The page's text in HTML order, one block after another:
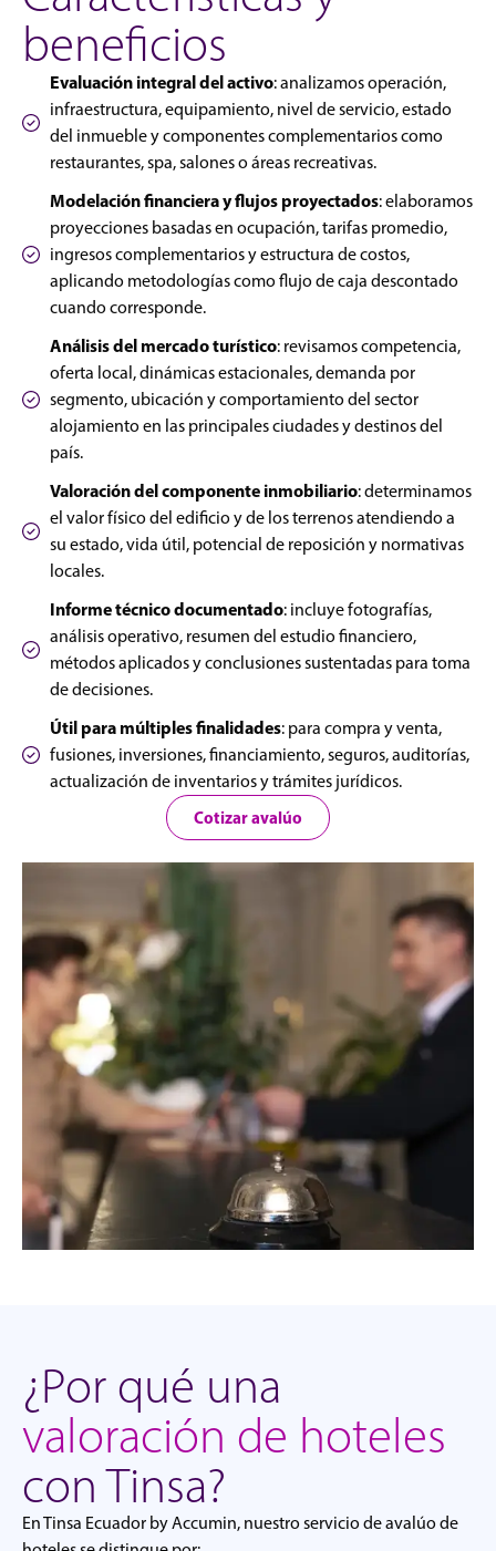
beneficios
Evaluación integral del activo: analizamos operación,
infraestructura, equipamiento, nivel de servicio, estado
del inmueble y componentes complementarios como
restaurantes, spa, salones o áreas recreativas.
Modelación financiera y flujos proyectados: elaboramos
proyecciones basadas en ocupación, tarifas promedio,
ingresos complementarios y estructura de costos,
aplicando metodologías como flujo de caja descontado
cuando corresponde.
Análisis del mercado turístico: revisamos competencia,
oferta local, dinámicas estacionales, demanda por
segmento, ubicación y comportamiento del sector
alojamiento en las principales ciudades y destinos del
país.
Valoración del componente inmobiliario: determinamos
el valor físico del edificio y de los terrenos atendiendo a
su estado, vida útil, potencial de reposición y normativas
locales.
Informe técnico documentado: incluye fotografías,
análisis operativo, resumen del estudio financiero,
métodos aplicados y conclusiones sustentadas para toma
de decisiones.
Útil para múltiples finalidades: para compra y venta,
fusiones, inversiones, financiamiento, seguros, auditorías,
actualización de inventarios y trámites jurídicos.
Cotizar avalúo
¿Por qué una
valoración de hoteles
con Tinsa?
En Tinsa Ecuador by Accumin, nuestro servicio de avalúo de